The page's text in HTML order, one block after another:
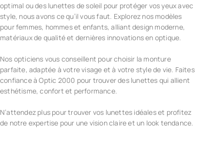
optimal ou des lunettes de soleil pour protéger vos yeux avec
style, nous avons ce qu’il vous faut. Explorez nos modèles
pour femmes, hommes et enfants, alliant design moderne,
matériaux de qualité et dernières innovations en optique.
Nos opticiens vous conseillent pour choisir la monture
parfaite, adaptée à votre visage et à votre style de vie. Faites
confiance à Optic 2000 pour trouver des lunettes qui allient
esthétisme, confort et performance.
N’attendez plus pour trouver vos lunettes idéales et profitez
de notre expertise pour une vision claire et un look tendance.